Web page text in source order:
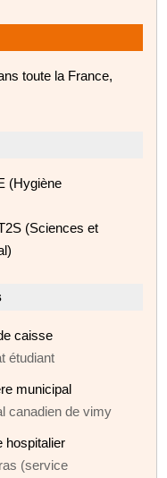
toute la France,
(Hygiène
(Sciences et
caisse
étudiant
municipal
canadien de vimy
hospitalier
(service